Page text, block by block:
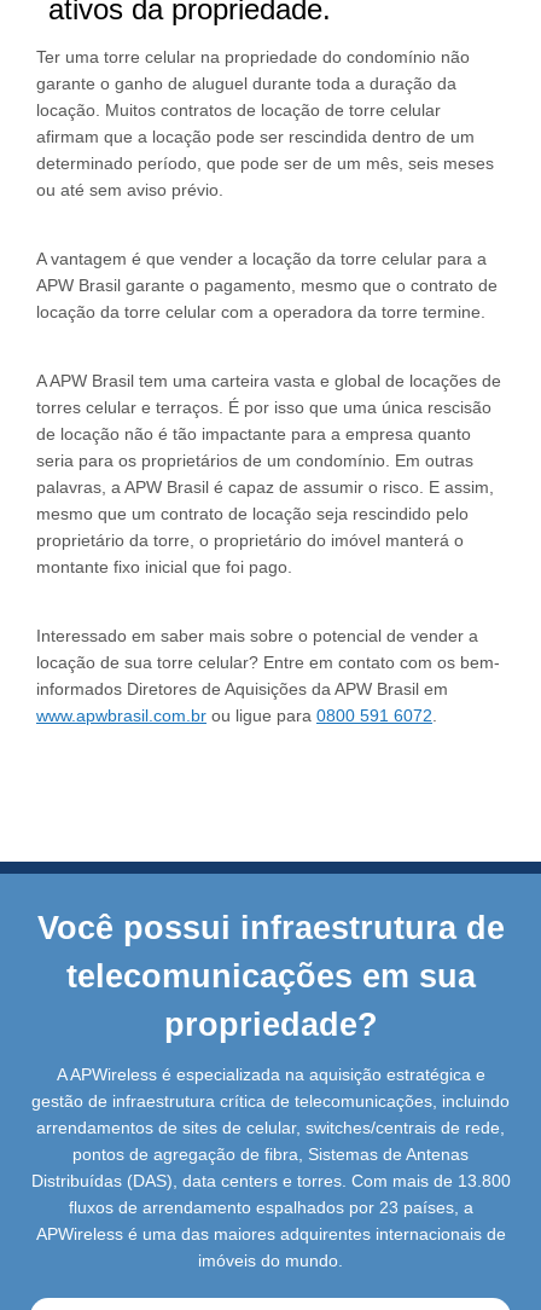
ativos da propriedade.
Ter uma torre celular na propriedade do condomínio não
garante o ganho de aluguel durante toda a duração da
locação. Muitos contratos de locação de torre celular
afirmam que a locação pode ser rescindida dentro de um
determinado período, que pode ser de um mês, seis meses
ou até sem aviso prévio.
A vantagem é que vender a locação da torre celular para a
APW Brasil garante o pagamento, mesmo que o contrato de
locação da torre celular com a operadora da torre termine.
A APW Brasil tem uma carteira vasta e global de locações de
torres celular e terraços. É por isso que uma única rescisão
de locação não é tão impactante para a empresa quanto
seria para os proprietários de um condomínio. Em outras
palavras, a APW Brasil é capaz de assumir o risco. E assim,
mesmo que um contrato de locação seja rescindido pelo
proprietário da torre, o proprietário do imóvel manterá o
montante fixo inicial que foi pago.
Interessado em saber mais sobre o potencial de vender a
locação de sua torre celular? Entre em contato com os bem-
informados Diretores de Aquisições da APW Brasil em
www.apwbrasil.com.br ou ligue para 0800 591 6072
Você possui infraestrutura de
telecomunicações em sua
propriedade?
A APWireless é especializada na aquisição estratégica e
gestão de infraestrutura crítica de telecomunicações, incluindo
arrendamentos de sites de celular, switches/centrais de rede,
pontos de agregação de fibra, Sistemas de Antenas
Distribuídas (DAS), data centers e torres. Com mais de 13.800
fluxos de arrendamento espalhados por 23 países, a
APWireless é uma das maiores adquirentes internacionais de
imóveis do mundo.